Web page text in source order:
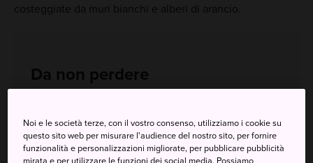
costeggiate da muri bianchi e alberi di arancio.
Da non perdere
dimore di samurai in ottimo stato
La possibilità di creare la tua ceramica Hagi yaki
Noi e le società terze, con il vostro consenso, utilizziamo i cookie su
questo sito web per misurare l'audience del nostro sito, per fornire
funzionalità e personalizzazioni migliorate, per pubblicare pubblicità